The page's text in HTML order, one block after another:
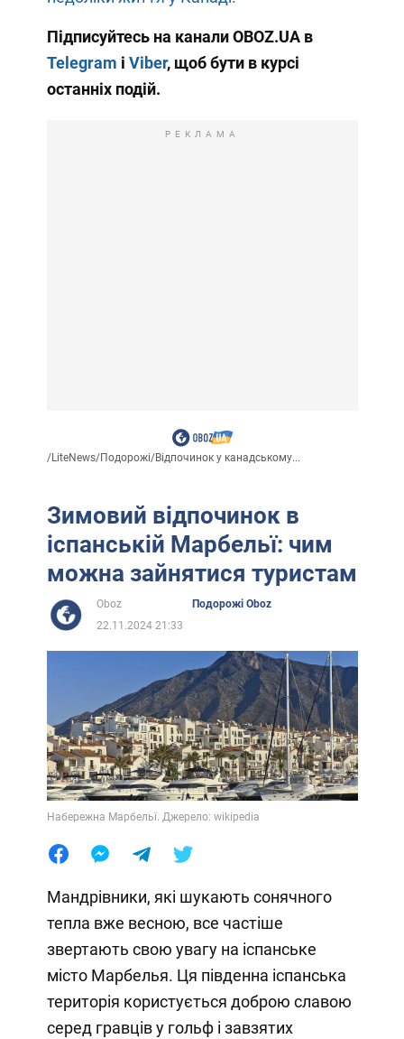
Підписуйтесь на канали OBOZ.UA в
Telegram і Viber, щоб бути в курсі
останніх подій.
РЕКЛАМА
/LiteNews/Подорожі/Відпочинок у канадському...
Зимовий відпочинок в
іспанській Марбельї: чим
можна зайнятися туристам
Oboz
Подорожі Oboz
22.11.2024 21:33
Набережна Марбельї. Джерело: wikipedia
Мандрівники, які шукають сонячного
тепла вже весною, все частіше
звертають свою увагу на іспанське
місто Марбелья. Ця південна іспанська
територія користується доброю славою
серед гравців у гольф і завзятих